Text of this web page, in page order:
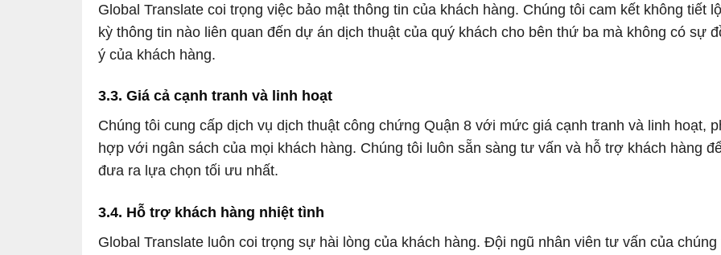
Global Translate coi trọng việc bảo mật thông tin của khách hàng. Chúng tôi cam kết không tiết
kỳ thông tin nào liên quan đến dự án dịch thuật của quý khách cho bên thứ ba mà không có sự
ý của khách hàng.
3.3. Giá cả cạnh tranh và linh hoạt
Chúng tôi cung cấp dịch vụ dịch thuật công chứng Quận 8 với mức giá cạnh tranh và linh hoạt,
hợp với ngân sách của mọi khách hàng. Chúng tôi luôn sẵn sàng tư vấn và hỗ trợ khách hàng
đưa ra lựa chọn tối ưu nhất.
3.4. Hỗ trợ khách hàng nhiệt tình
Global Translate luôn coi trọng sự hài lòng của khách hàng. Đội ngũ nhân viên tư vấn của chúng